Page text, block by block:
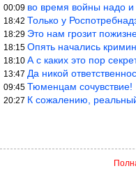
00:09 во время войны надо и
18:42 Только у
18:29 Это нам грозит
18:15 Опять начались
18:10 А с каких это пор
13:47 Да никой
09:45 Тюменцам сочувствие!
20:27 К сожалению,